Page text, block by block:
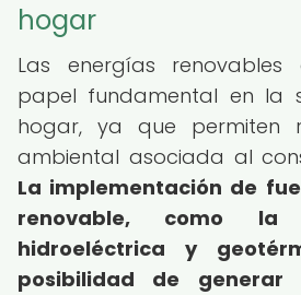
hogar
Las energías renovables
papel fundamental en la
hogar, ya que permiten
ambiental asociada al
La implementación de
renovable, como la
hidroeléctrica y
posibilidad de generar